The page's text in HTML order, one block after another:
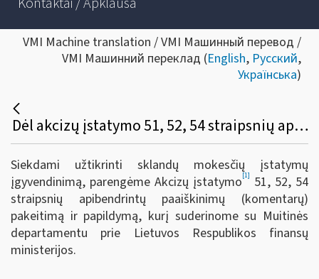
VMI Machine translation / VMI Машинный перевод /
VMI Машинний переклад (English, Русский,
Українська)
Dėl akcizų įstatymo 51, 52, 54 straipsnių apibendrintų paaiškinimų (komentarų) pakeitimo ir papildymo
Siekdami užtikrinti sklandų mokesčių įstatymų
įgyvendinimą, parengėme Akcizų įstatymo[1] 51, 52, 54
straipsnių apibendrintų paaiškinimų (komentarų)
pakeitimą ir papildymą, kurį suderinome su Muitinės
departamentu prie Lietuvos Respublikos finansų
ministerijos.